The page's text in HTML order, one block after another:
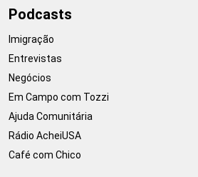
Podcasts
Imigração
Entrevistas
Negócios
Em Campo com Tozzi
Ajuda Comunitária
Rádio AcheiUSA
Café com Chico